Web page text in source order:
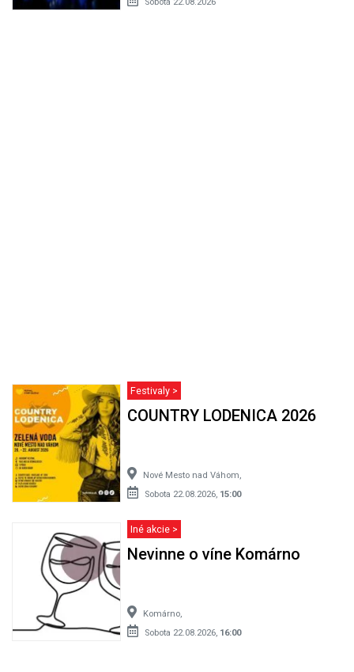
Festivaly >
COUNTRY LODENICA 2026
Nové Mesto nad Váhom,
Sobota 22.08.2026, 15:00
Iné akcie >
Nevinne o víne Komárno
Komárno,
Sobota 22.08.2026, 16:00